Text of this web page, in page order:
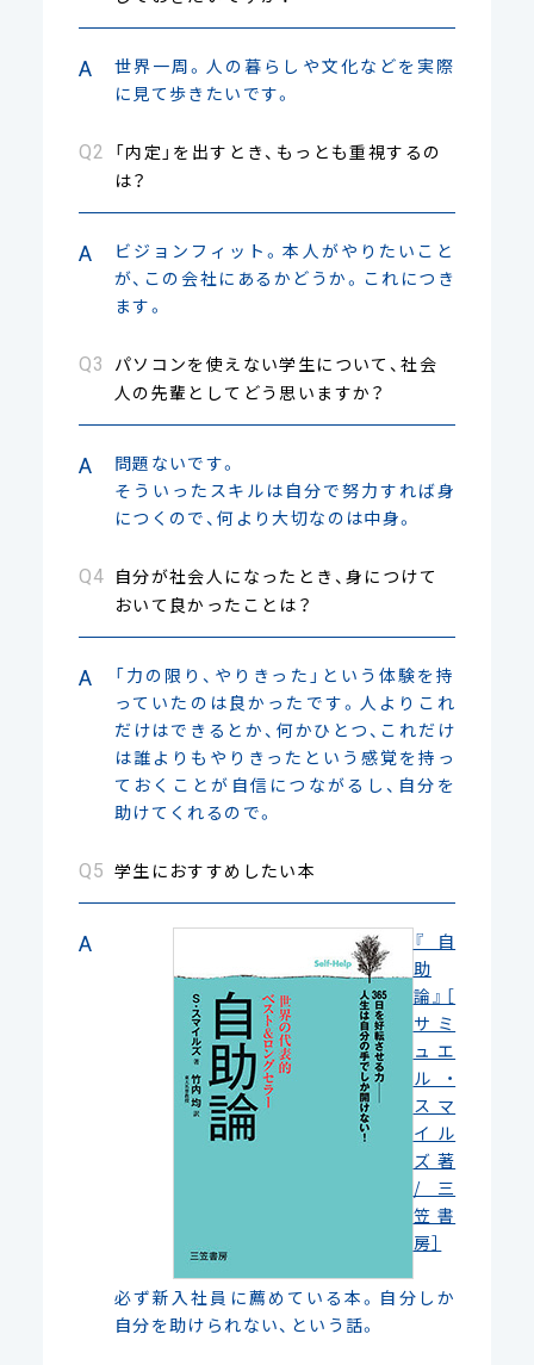
世界一周。人の暮らしや文化などを実際
に見て歩きたいです。
「内定」を出すとき、もっとも重視するの
は？
ビジョンフィット。本人がやりたいこと
が、この会社にあるかどうか。これにつき
ます。
パソコンを使えない学生について、社会
人の先輩としてどう思いますか？
問題ないです。
そういったスキルは自分で努力すれば身
につくので、何より大切なのは中身。
自分が社会人になったとき、身につけて
おいて良かったことは？
「力の限り、やりきった」という体験を持
っていたのは良かったです。人よりこれ
だけはできるとか、何かひとつ、これだけ
は誰よりもやりきったという感覚を持っ
ておくことが自信につながるし、自分を
助けてくれるので。
学生におすすめしたい本
『自
助
論』［
サミ
ュエ
ル・
スマ
イル
ズ 著
/ 三
笠書
房］
必ず新入社員に薦めている本。自分しか
自分を助けられない、という話。